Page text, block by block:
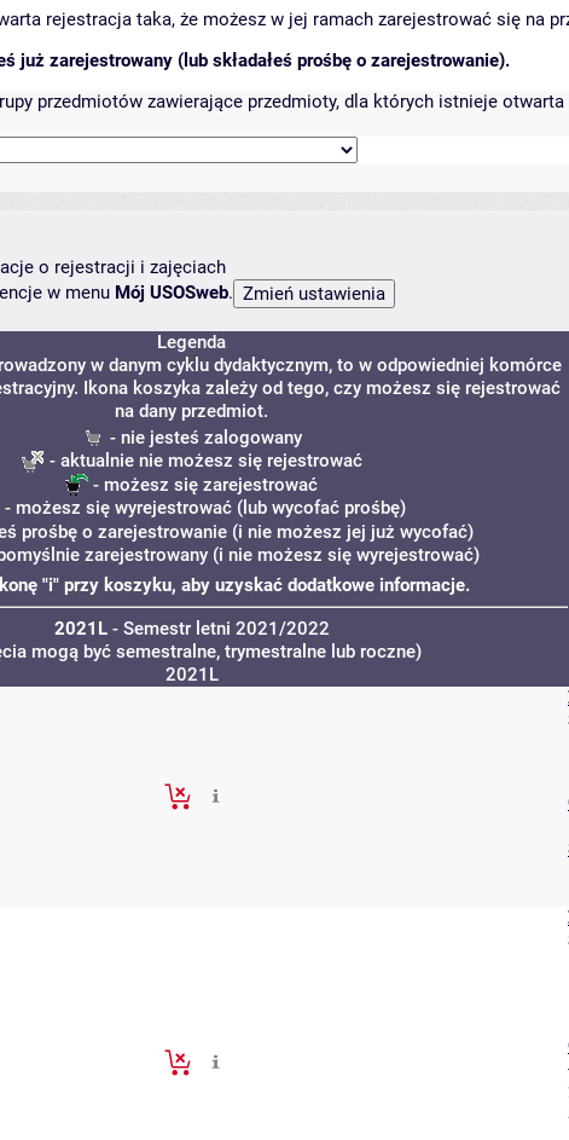
rejestracja taka, że możesz w jej ramach zarejestrować się na
już zarejestrowany (lub składałeś prośbę o zarejestrowanie).
przedmiotów zawierające przedmioty, dla których istnieje
o rejestracji i zajęciach
w menu Mój USOSweb.
Legenda
w danym cyklu dydaktycznym, to w odpowiedniej komórce
Ikona koszyka zależy od tego, czy możesz się rejestrować
na dany przedmiot.
- nie jesteś zalogowany
- aktualnie nie możesz się rejestrować
- możesz się zarejestrować
- możesz się wyrejestrować (lub wycofać prośbę)
prośbę o zarejestrowanie (i nie możesz jej już wycofać)
zarejestrowany (i nie możesz się wyrejestrować)
"i" przy koszyku, aby uzyskać dodatkowe informacje.
2021L- Semestr letni 2021/2022
mogą być semestralne, trymestralne lub roczne)
2021L